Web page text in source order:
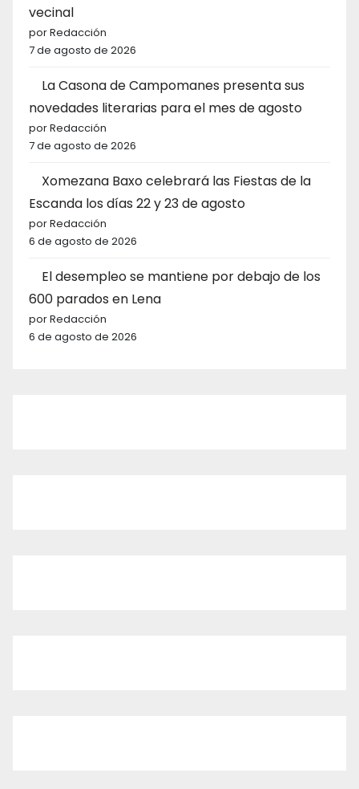
vecinal
por Redacción
7 de agosto de 2026
La Casona de Campomanes presenta sus
novedades literarias para el mes de agosto
por Redacción
7 de agosto de 2026
Xomezana Baxo celebrará las Fiestas de la
Escanda los días 22 y 23 de agosto
por Redacción
6 de agosto de 2026
El desempleo se mantiene por debajo de los
600 parados en Lena
por Redacción
6 de agosto de 2026